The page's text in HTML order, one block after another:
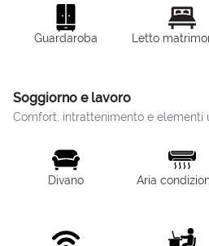
Guardaroba Letto
Soggiorno e lavoro
Comfort, intrattenimento e elementi
Divano Aria